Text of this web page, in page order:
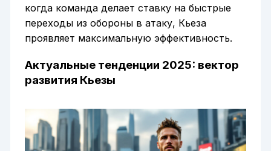
когда команда делает ставку на быстрые
переходы из обороны в атаку, Кьеза
проявляет максимальную эффективность.
Актуальные тенденции 2025: вектор
развития Кьезы